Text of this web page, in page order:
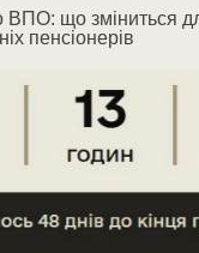
ВПО: що зміниться
пенсіонерів